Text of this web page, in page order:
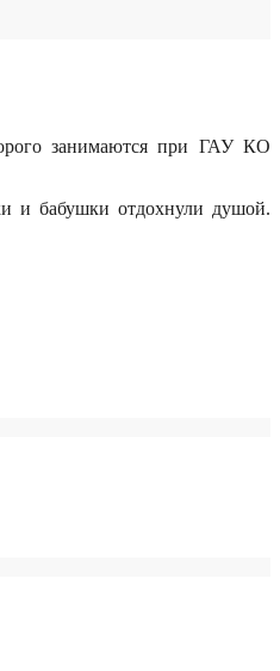
занимаются при ГАУ КО
и бабушки отдохнули душой.